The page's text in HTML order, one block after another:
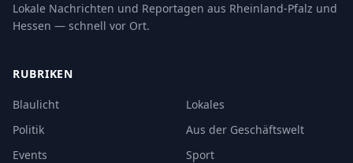
Lokale Nachrichten und Reportagen aus Rheinland-Pfalz und
Hessen — schnell vor Ort.
RUBRIKEN
Blaulicht
Lokales
Politik
Aus der Geschäftswelt
Events
Sport